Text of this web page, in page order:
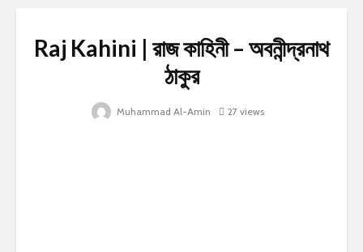
Raj Kahini | রাজ কাহিনী – অবনীন্দ্রনাথ
ঠাকুর
Muhammad Al-Amin 27 views